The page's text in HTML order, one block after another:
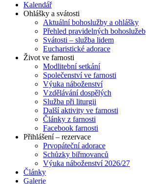
Kalendář
Ohlášky a svátosti
Aktuální bohoslužby a ohlášky
Přehled pravidelných bohoslužeb
Svátosti – služba lidem
Eucharistické adorace
Život ve farnosti
Modlitební setkání
Společenství ve farnosti
Výuka náboženství
Vzdělávání dospělých
Služba při liturgii
Další aktivity ve farnosti
Články z farnosti
Facebook farnosti
Přihlášení – rezervace
Prvopáteční adorace
Schůzky biřmovanců
Výuka náboženství 2026/27
Články
Galerie